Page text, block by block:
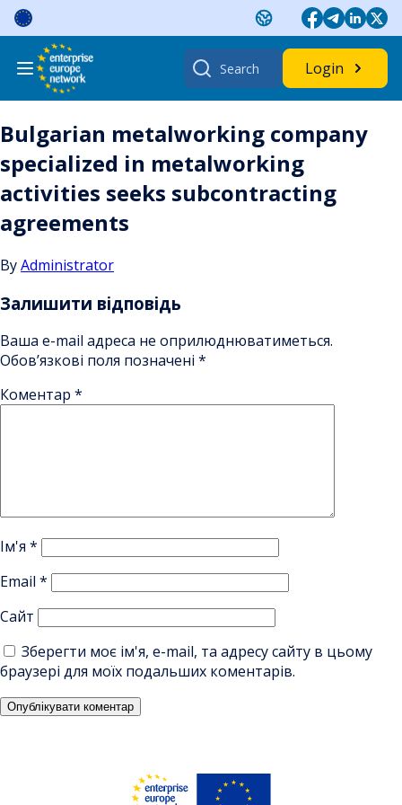
Skip
content
Search
for:
Login
Bulgarian metalworking company
specialized in metalworking
activities seeks subcontracting
agreements
ByAdministrator
Залишити відповідь
Ваша e-mail адреса не оприлюднюватиметься.
Обов’язкові поля позначені *
Коментар *
Ім'я *
Email *
Сайт
Зберегти моє ім'я, e-mail, та адресу сайту в цьому
браузері для моїх подальших коментарів.